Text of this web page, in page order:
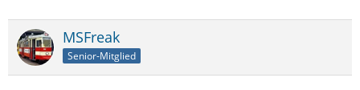
MSFreak
Senior-Mitglied